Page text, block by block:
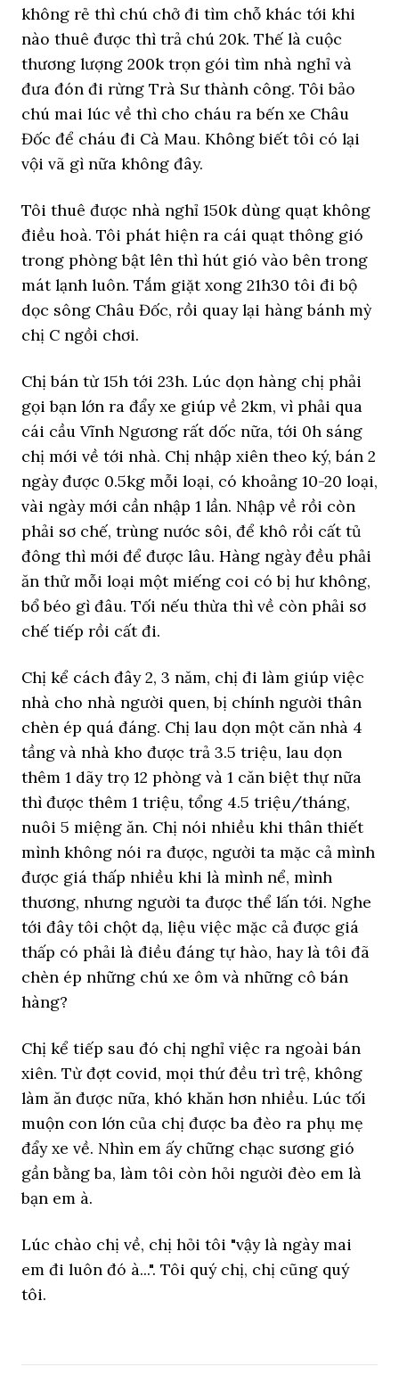
không rẻ thì chú chở đi tìm chỗ khác tới khi
nào thuê được thì trả chú 20k. Thế là cuộc
thương lượng 200k trọn gói tìm nhà nghỉ và
đưa đón đi rừng Trà Sư thành công. Tôi bảo
chú mai lúc về thì cho cháu ra bến xe Châu
Đốc để cháu đi Cà Mau. Không biết tôi có lại
vội vã gì nữa không đây.
Tôi thuê được nhà nghỉ 150k dùng quạt không
điều hoà. Tôi phát hiện ra cái quạt thông gió
trong phòng bật lên thì hút gió vào bên trong
mát lạnh luôn. Tắm giặt xong 21h30 tôi đi bộ
dọc sông Châu Đốc, rồi quay lại hàng bánh mỳ
chị C ngồi chơi.
Chị bán từ 15h tới 23h. Lúc dọn hàng chị phải
gọi bạn lớn ra đẩy xe giúp về 2km, vì phải qua
cái cầu Vĩnh Ngương rất dốc nữa, tới 0h sáng
chị mới về tới nhà. Chị nhập xiên theo ký, bán 2
ngày được 0.5kg mỗi loại, có khoảng 10-20 loại,
vài ngày mới cần nhập 1 lần. Nhập về rồi còn
phải sơ chế, trùng nước sôi, để khô rồi cất tủ
đông thì mới để được lâu. Hàng ngày đều phải
ăn thử mỗi loại một miếng coi có bị hư không,
bổ béo gì đâu. Tối nếu thừa thì về còn phải sơ
chế tiếp rồi cất đi.
Chị kể cách đây 2, 3 năm, chị đi làm giúp việc
nhà cho nhà người quen, bị chính người thân
chèn ép quá đáng. Chị lau dọn một căn nhà 4
tầng và nhà kho được trả 3.5 triệu, lau dọn
thêm 1 dãy trọ 12 phòng và 1 căn biệt thự nữa
thì được thêm 1 triệu, tổng 4.5 triệu/tháng,
nuôi 5 miệng ăn. Chị nói nhiều khi thân thiết
mình không nói ra được, người ta mặc cả mình
được giá thấp nhiều khi là mình nể, mình
thương, nhưng người ta được thể lấn tới. Nghe
tới đây tôi chột dạ, liệu việc mặc cả được giá
thấp có phải là điều đáng tự hào, hay là tôi đã
chèn ép những chú xe ôm và những cô bán
hàng?
Chị kể tiếp sau đó chị nghỉ việc ra ngoài bán
xiên. Từ đợt covid, mọi thứ đều trì trệ, không
làm ăn được nữa, khó khăn hơn nhiều. Lúc tối
muộn con lớn của chị được ba đèo ra phụ mẹ
đẩy xe về. Nhìn em ấy chững chạc sương gió
gần bằng ba, làm tôi còn hỏi người đèo em là
bạn em à.
Lúc chào chị về, chị hỏi tôi "vậy là ngày mai
em đi luôn đó à...". Tôi quý chị, chị cũng quý
tôi.